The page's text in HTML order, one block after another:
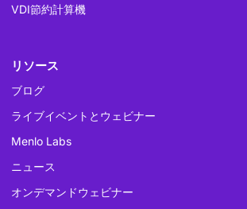
VDI節約計算機
リソース
ブログ
ライブイベントとウェビナー
Menlo Labs
ニュース
オンデマンドウェビナー